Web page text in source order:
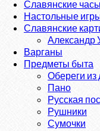
Славянские часы
Настольные
Славянские
Александр
Варганы
Предметы быта
Обереги из
Пано
Русская
Рушники
Сумочки